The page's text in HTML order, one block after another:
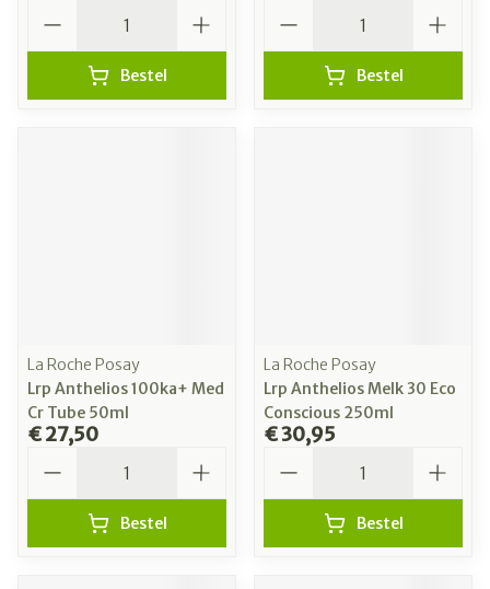
Bestel Bestel
La Roche Posay
Lrp Anthelios 100ka+ Med
Cr Tube 50ml
€ 27,50
Bestel
La Roche Posay
Lrp Anthelios Melk 30 Eco
Conscious 250ml
€ 30,95
Bestel